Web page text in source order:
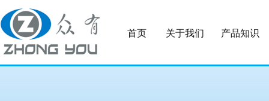
首页 关于我们 产品知识